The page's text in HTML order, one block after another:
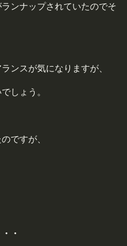
ンナップされていたのでそ
ンスが気になりますが、
しょう。
ですが、
・